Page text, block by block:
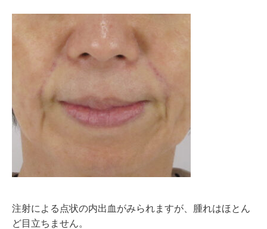
注射による点状の内出血がみられますが、腫れはほとん
ど目立ちません。